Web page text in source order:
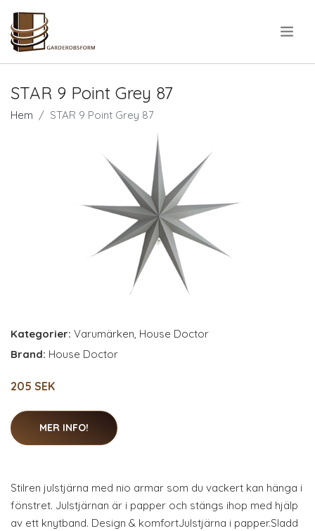
STAR 9 Point Grey 87
Hem STAR 9 Point Grey 87
Kategorier: Varumärken, House Doctor
Brand: House Doctor
205 SEK
MER INFO!
Stilren julstjärna med nio armar som du vackert kan hänga i
fönstret. Julstjärnan är i papper och stängs ihop med hjälp
av ett knytband. Design & komfortJulstjärna i papper.Sladd